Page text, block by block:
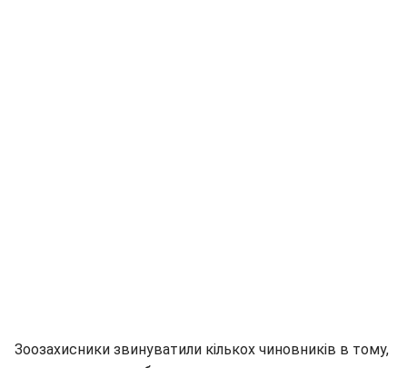
Зоозахисники звинуватили кількох чиновників в тому,